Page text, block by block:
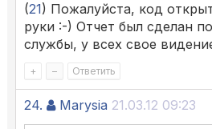
(21) Пожалуйста, код
руки :-) Отчет был сделан
службы, у всех свое
+ – Ответить
24. Marysia 21.03.12 09:23